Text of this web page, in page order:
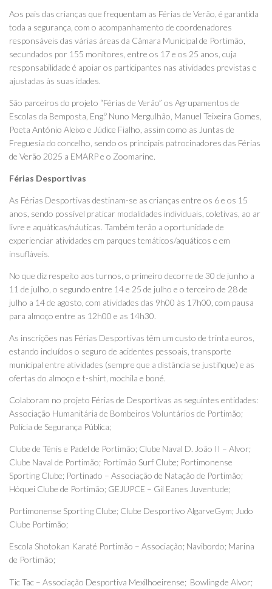
Aos pais das crianças que frequentam as Férias de Verão, é garantida
toda a segurança, com o acompanhamento de coordenadores
responsáveis das várias áreas da Câmara Municipal de Portimão,
secundados por 155 monitores, entre os 17 e os 25 anos, cuja
responsabilidade é apoiar os participantes nas atividades previstas e
ajustadas às suas idades.
São parceiros do projeto “Férias de Verão” os Agrupamentos de
Escolas da Bemposta, Eng.º Nuno Mergulhão, Manuel Teixeira Gomes,
Poeta António Aleixo e Júdice Fialho, assim como as Juntas de
Freguesia do concelho, sendo os principais patrocinadores das Férias
de Verão 2025 a EMARP e o Zoomarine.
Férias Desportivas
As Férias Desportivas destinam-se as crianças entre os 6 e os 15
anos, sendo possível praticar modalidades individuais, coletivas, ao ar
livre e aquáticas/náuticas. Também terão a oportunidade de
experienciar atividades em parques temáticos/aquáticos e em
insufláveis.
No que diz respeito aos turnos, o primeiro decorre de 30 de junho a
11 de julho, o segundo entre 14 e 25 de julho e o terceiro de 28 de
julho a 14 de agosto, com atividades das 9h00 às 17h00, com pausa
para almoço entre as 12h00 e as 14h30.
As inscrições nas Férias Desportivas têm um custo de trinta euros,
estando incluídos o seguro de acidentes pessoais, transporte
municipal entre atividades (sempre que a distância se justifique) e as
ofertas do almoço e t-shirt, mochila e boné.
Colaboram no projeto Férias de Desportivas as seguintes entidades:
Associação Humanitária de Bombeiros Voluntários de Portimão;
Polícia de Segurança Pública;
Clube de Ténis e Padel de Portimão; Clube Naval D. João II – Alvor;
Clube Naval de Portimão; Portimão Surf Clube; Portimonense
Sporting Clube; Portinado – Associação de Natação de Portimão;
Hóquei Clube de Portimão; GEJUPCE – Gil Eanes Juventude;
Portimonense Sporting Clube; Clube Desportivo AlgarveGym; Judo
Clube Portimão;
Escola Shotokan Karaté Portimão – Associação; Navibordo; Marina
de Portimão;
Tic Tac – Associação Desportiva Mexilhoeirense; Bowling de Alvor;